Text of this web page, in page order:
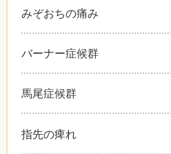
みぞおちの痛み
バーナー症候群
馬尾症候群
指先の痺れ